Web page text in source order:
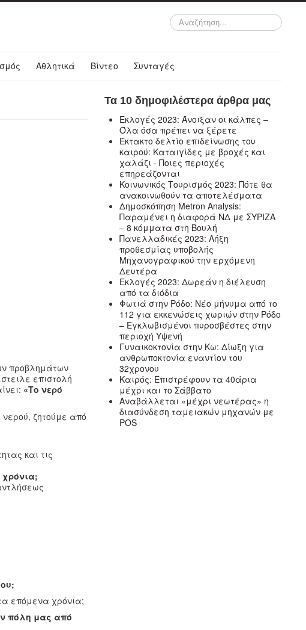
Αναζήτηση...
Αθλητικά Βίντεο Συνταγές
προβλημάτων
επιστολή
«Το νερό
ζητούμε από
και τις
επόμενα χρόνια;
πόλη μας από
Τα 10 δημοφιλέστερα άρθρα μας
Εκλογές 2023: Άνοιξαν οι κάλπες –
Όλα όσα πρέπει να ξέρετε
Έκτακτο δελτίο επιδείνωσης του
καιρού: Καταιγίδες με βροχές και
χαλάζι - Ποιες περιοχές
επηρεάζονται
Κοινωνικός Τουρισμός 2023: Πότε θα
ανακοινωθούν τα αποτελέσματα
Δημοσκόπηση Metron Analysis:
Παραμένει η διαφορά ΝΔ με ΣΥΡΙΖΑ
– 8 κόμματα στη Βουλή
Πανελλαδικές 2023: Λήξη
προθεσμίας υποβολής
Μηχανογραφικού την ερχόμενη
Δευτέρα
Εκλογές 2023: Δωρεάν η διέλευση
από τα διόδια
Φωτιά στην Ρόδο: Νέο μήνυμα από το
112 για εκκενώσεις χωριών στην Ρόδο
– Εγκλωβισμένοι πυροσβέστες στην
περιοχή Υψενή
Γυναικοκτονία στην Κω: Δίωξη για
ανθρωποκτονία εναντίον του
32χρονου
Καιρός: Επιστρέφουν τα 40άρια
μέχρι και το Σάββατο
Αναβάλλεται «μέχρι νεωτέρας» η
διασύνδεση ταμειακών μηχανών με
POS